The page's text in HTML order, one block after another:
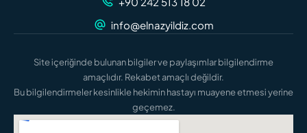
info@elnazyildiz.com
Site içeriğinde bulunan bilgiler ve paylaşımlar bilgilendirme
amaçlıdır. Rekabet amaçlı değildir.
Bu bilgilendirmeler kesinlikle hekimin hastayı muayene etmesi yerine
geçemez.